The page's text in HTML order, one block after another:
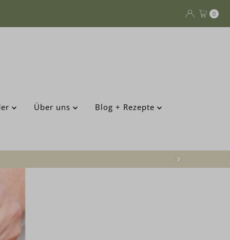
0
Über uns Blog + Rezepte